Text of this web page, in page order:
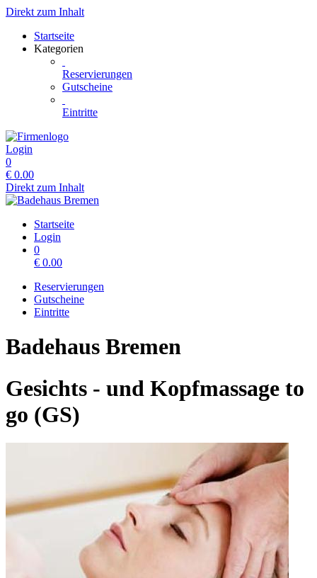
Direkt zum Inhalt
Startseite
Kategorien
Reservierungen
Gutscheine
Eintritte
Login
0
€ 0.00
Direkt zum Inhalt
Startseite
Login
0
€ 0.00
Reservierungen
Gutscheine
Eintritte
Badehaus Bremen
Gesichts - und Kopfmassage to
go (GS)